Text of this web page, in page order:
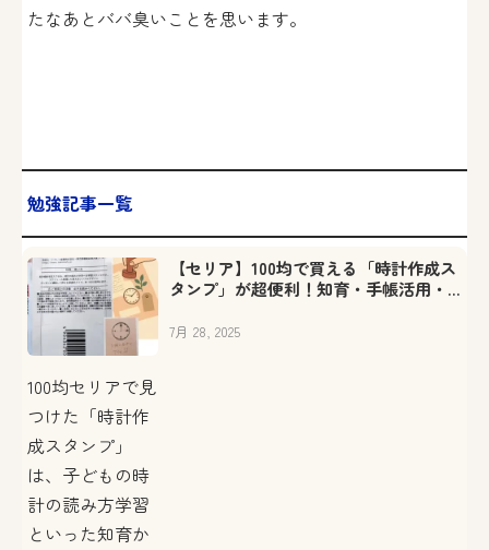
たなあとババ臭いことを思います。
勉強記事一覧
【セリア】100均で買える「時計作成ス
タンプ」が超便利！知育・手帳活用・
7月 28, 2025
100均セリアで見
つけた「時計作
成スタンプ」
は、子どもの時
計の読み方学習
といった知育か